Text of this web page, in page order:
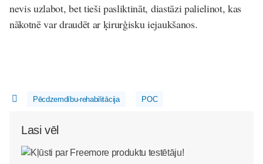
nevis uzlabot, bet tieši pasliktināt, diastāzi palielinot, kas
nākotnē var draudēt ar ķirurģisku iejaukšanos.
Pēcdzemdību-rehabilitācija POC
Lasi vēl